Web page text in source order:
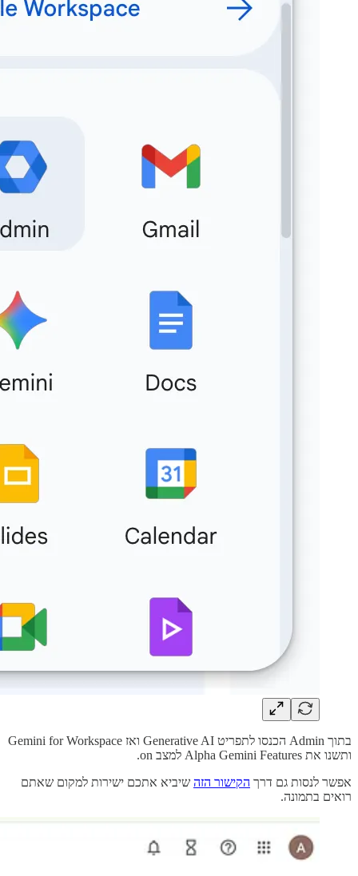
בתוך Admin הכנסו לתפריט Generative AI ואז Gemini for Workspace
ותשנו את Alpha Gemini Features למצב on.
אפשר לנסות גם דרך הקישור הזה שיביא אתכם ישירות למקום שאתם
רואים בתמונה.